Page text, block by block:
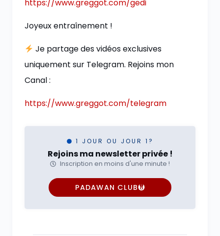
https://www.greggot.com/gedi
Joyeux entraînement !
Je partage des vidéos exclusives
uniquement sur Telegram. Rejoins mon
Canal :
https://www.greggot.com/telegram
1 JOUR OU JOUR 1?
Rejoins ma newsletter privée !
Inscription en moins d'une minute !
PADAWAN CLUB